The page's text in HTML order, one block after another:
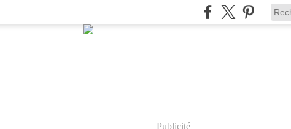
Publicité